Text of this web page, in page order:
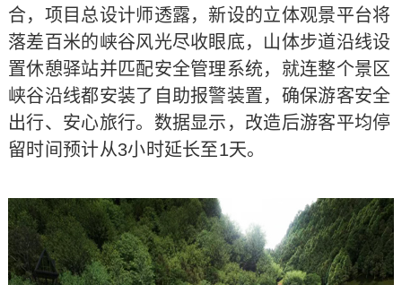
合，项目总设计师透露，新设的立体观景平台将
落差百米的峡谷风光尽收眼底，山体步道沿线设
置休憩驿站并匹配安全管理系统，就连整个景区
峡谷沿线都安装了自助报警装置，确保游客安全
出行、安心旅行。数据显示，改造后游客平均停
留时间预计从3小时延长至1天。